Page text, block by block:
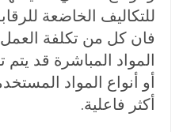
للتكاليف الخاضعة
فان كل من تكلفة العمل
المواد المباشرة قد يتم
أو أنواع المواد
أكثر فاعلية.